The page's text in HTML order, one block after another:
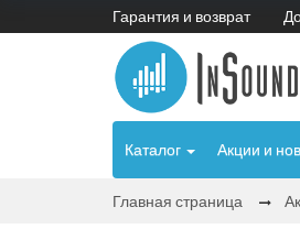
Гарантия и возврат
Каталог Акции и
Главная страница